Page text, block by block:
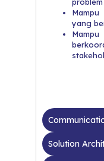
yang
Solution